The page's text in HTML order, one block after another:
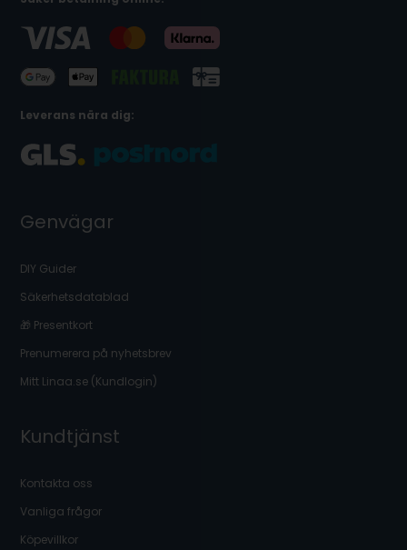
Leverans nära dig:
Genvägar
DIY Guider
Säkerhetsdatablad
🎁 Presentkort
Prenumerera på nyhetsbrev
Mitt Linaa.se (Kundlogin)
Kundtjänst
Kontakta oss
Vanliga frågor
Köpevillkor